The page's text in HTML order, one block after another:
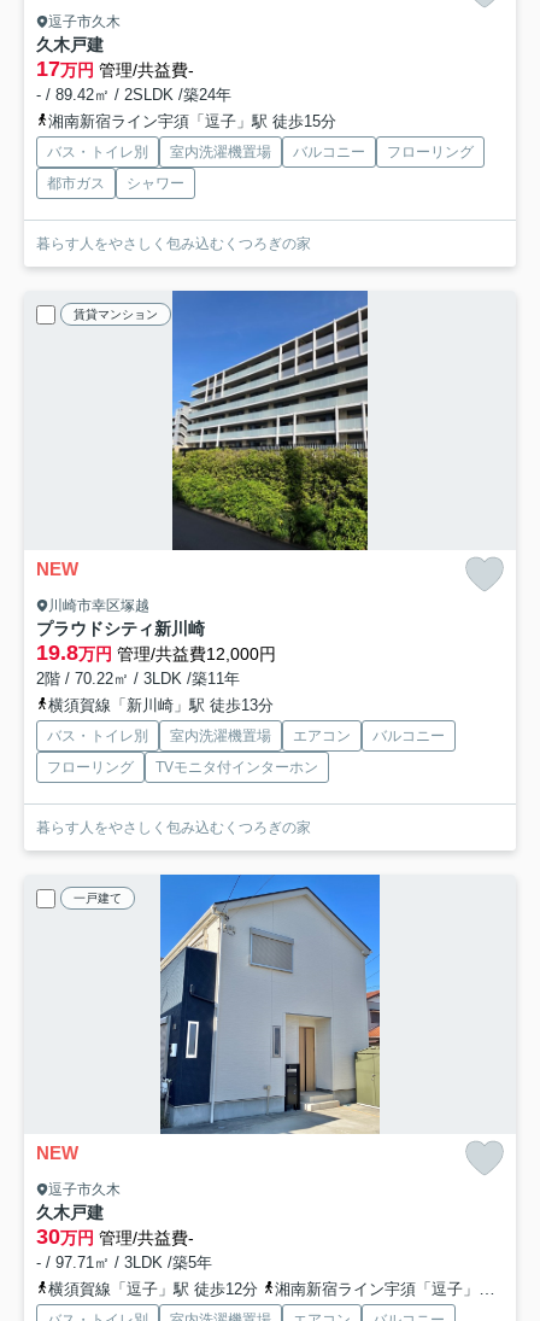
逗子市久木
久木戸建
17万円 管理/共益費-
- / 89.42㎡ / 2SLDK /築24年
湘南新宿ライン宇須「逗子」駅 徒歩15分
バス・トイレ別 室内洗濯機置場 バルコニー
フローリング
都市ガス
シャワー
暮らす人をやさしく包み込むくつろぎの家
賃貸マンション
NEW
川崎市幸区塚越
プラウドシティ新川崎
19.8万円 管理/共益費12,000円
2階 / 70.22㎡ / 3LDK /築11年
横須賀線「新川崎」駅 徒歩13分
バス・トイレ別 室内洗濯機置場 エアコン
バルコニー
フローリング
TVモニタ付インターホン
暮らす人をやさしく包み込むくつろぎの家
一戸建て
NEW
逗子市久木
久木戸建
30万円 管理/共益費-
- / 97.71㎡ / 3LDK /築5年
横須賀線「逗子」駅 徒歩12分
湘南新宿ライン宇須「逗子」駅 徒歩12分